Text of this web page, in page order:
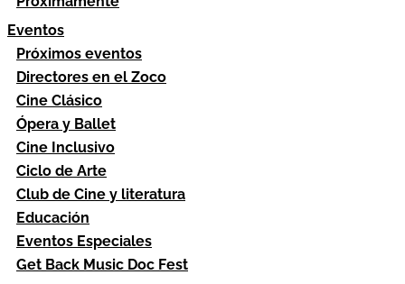
Eventos
Próximos eventos
Directores en el Zoco
Cine Clásico
Ópera y Ballet
Cine Inclusivo
Ciclo de Arte
Club de Cine y literatura
Educación
Eventos Especiales
Get Back Music Doc Fest